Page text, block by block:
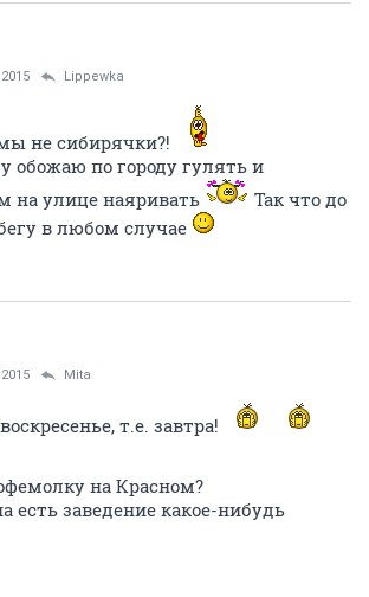
Lippewka
не сибирячки?!
обожаю по городу гулять и
на улице наяривать
Так что до
в любом случае
Mita
т.е. завтра!
на Красном?
есть заведение какое-нибудь